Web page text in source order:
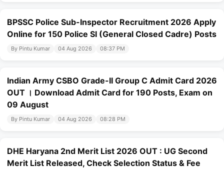
BPSSC Police Sub-Inspector Recruitment 2026 Apply
Online for 150 Police SI (General Closed Cadre) Posts
By Pintu Kumar 04 Aug 2026 08:37 PM
Indian Army CSBO Grade-II Group C Admit Card 2026
OUT । Download Admit Card for 190 Posts, Exam on
09 August
By Pintu Kumar 04 Aug 2026 08:28 PM
DHE Haryana 2nd Merit List 2026 OUT : UG Second
Merit List Released, Check Selection Status & Fee